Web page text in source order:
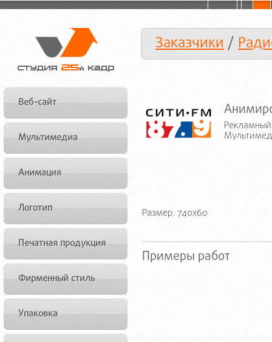
Заказчики/
Веб-сайт
Мультимедиа
Анимация
Логотип
Печатная продукция
Фирменный стиль
Упаковка
Размер: 740x60
Примеры работ